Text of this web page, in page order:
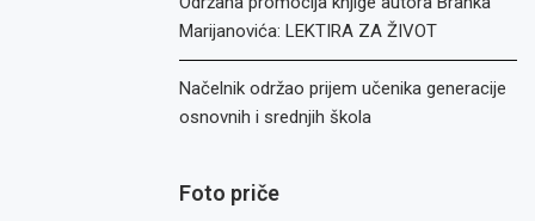
Marijanovića: LEKTIRA ZA ŽIVOT
Načelnik održao prijem učenika generacije
osnovnih i srednjih škola
Foto priče